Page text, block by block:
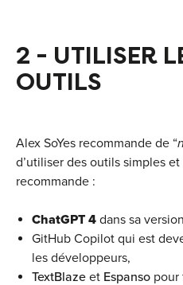
2 - UTILISER
OUTILS
Alex SoYes recommande de “
d’utiliser des outils simples
recommande :
ChatGPT 4 dans sa
GitHub Copilot qui est
les développeurs,
TextBlaze et Espanso pour